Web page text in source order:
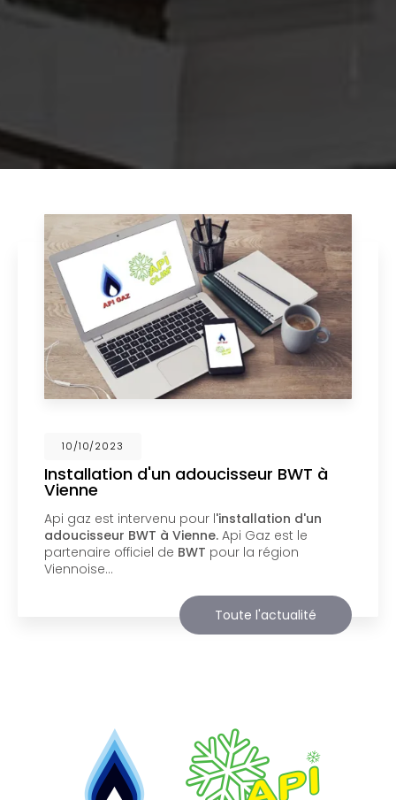
02/10/2023
Nouveau support de communication
web
Api Gaz à Viennevous présente son nouveau
support de communication web réalisé par la
sociétéBIIM COM . Vous souhaitant une
agréable visite, si vous avez besoin…
Toute l'actualité